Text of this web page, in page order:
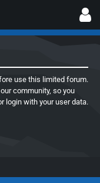
use this limited forum.
community, so you
login with your user data.